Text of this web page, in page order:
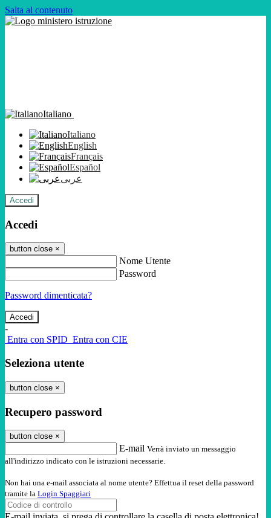
Salta al contenuto
Italiano
Italiano
English
Français
Español
عربى
Accedi
Accedi
button close ×
Nome Utente
Password
Password dimenticata?
-
Entra con SPID Entra con CIE
Seleziona utente
button close ×
Recupero password
button close ×
E-mail Verrà inviato un messaggio
all'indirizzo indicato con le istruzioni necessarie.
Non hai una e-mail associata al nome utente? Effettua il reset della password
tramite la Login Spaggiari